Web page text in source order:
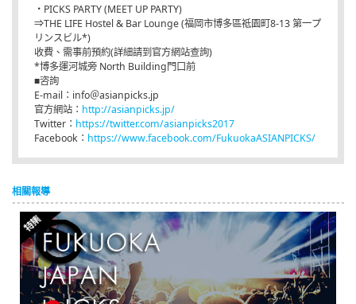
・PICKS PARTY (MEET UP PARTY)
⇒THE LIFE Hostel & Bar Lounge (福岡市博多區祗園町8-13 第一プ
リンスビル*)
收費、需事前預約(詳細請到官方網站查詢)
*博多運河城旁 North Building門口前
■咨詢
E-mail：info＠asianpicks.jp
官方網站： http://asianpicks.jp/
Twitter： https://twitter.com/asianpicks2017
Facebook： https://www.facebook.com/FukuokaASIANPICKS/
相關報導